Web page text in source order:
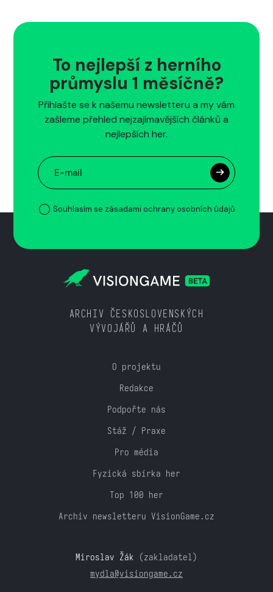
To nejlepší z herního
průmyslu 1 měsíčně?
Přihlašte se k našemu newsletteru a my vám
zašleme přehled nejzajímavějších článků a
nejlepších her.
Souhlasím se zásadami ochrany osobních údajů
ARCHIV ČESKOSLOVENSKÝCH
VÝVOJÁŘŮ A HRÁČŮ
O projektu
Redakce
Podpořte nás
Stáž / Praxe
Pro média
Fyzická sbírka her
Top 100 her
Archiv newsletteru VisionGame.cz
Miroslav Žák (zakladatel)
mydla@visiongame.cz